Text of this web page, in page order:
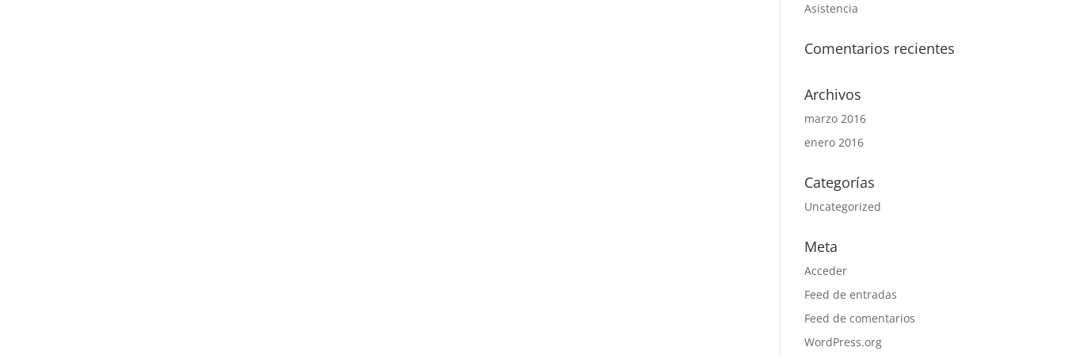
Asistencia
Comentarios recientes
Archivos
marzo 2016
enero 2016
Categorías
Uncategorized
Meta
Acceder
Feed de entradas
Feed de comentarios
WordPress.org